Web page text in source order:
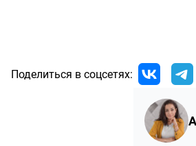
Поделиться в соцсетях: